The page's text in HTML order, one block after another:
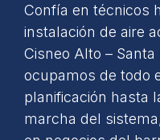
Confía en técnicos
instalación de aire
Cisneo Alto –
ocupamos de todo
planificación hasta
marcha del